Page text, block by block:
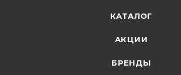
КАТАЛОГ
АКЦИИ
БРЕНДЫ